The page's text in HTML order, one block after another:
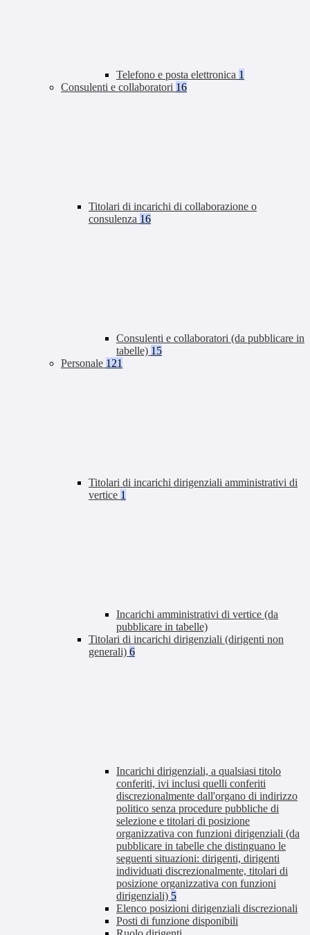
Telefono e posta elettronica 1
Consulenti e collaboratori 16
Titolari di incarichi di collaborazione o
consulenza 16
Consulenti e collaboratori (da pubblicare in
tabelle) 15
Personale 121
Titolari di incarichi dirigenziali amministrativi di
vertice 1
Incarichi amministrativi di vertice (da
pubblicare in tabelle)
Titolari di incarichi dirigenziali (dirigenti non
generali) 6
Incarichi dirigenziali, a qualsiasi titolo
conferiti, ivi inclusi quelli conferiti
discrezionalmente dall'organo di indirizzo
politico senza procedure pubbliche di
selezione e titolari di posizione
organizzativa con funzioni dirigenziali (da
pubblicare in tabelle che distinguano le
seguenti situazioni: dirigenti, dirigenti
individuati discrezionalmente, titolari di
posizione organizzativa con funzioni
dirigenziali) 5
Elenco posizioni dirigenziali discrezionali
Posti di funzione disponibili